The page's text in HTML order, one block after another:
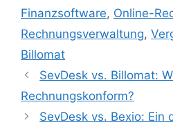
Finanzsoftware, Online-
Rechnungsverwaltung,
Billomat
SevDesk vs. Billomat:
Rechnungskonform?
SevDesk vs. Bexio: Ein